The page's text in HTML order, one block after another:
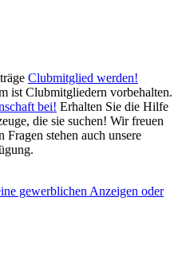
Clubmitglied werden!
ist Clubmitgliedern vorbehalten.
bei! Erhalten Sie die Hilfe
die sie suchen! Wir freuen
stehen auch unsere
gewerblichen Anzeigen oder